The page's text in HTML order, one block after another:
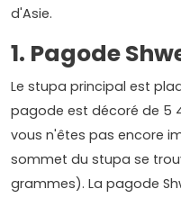
d'Asie.
1. Pagode
Le stupa principal est
pagode est décoré de 5
vous n'êtes pas encore
sommet du stupa se
grammes). La pagode